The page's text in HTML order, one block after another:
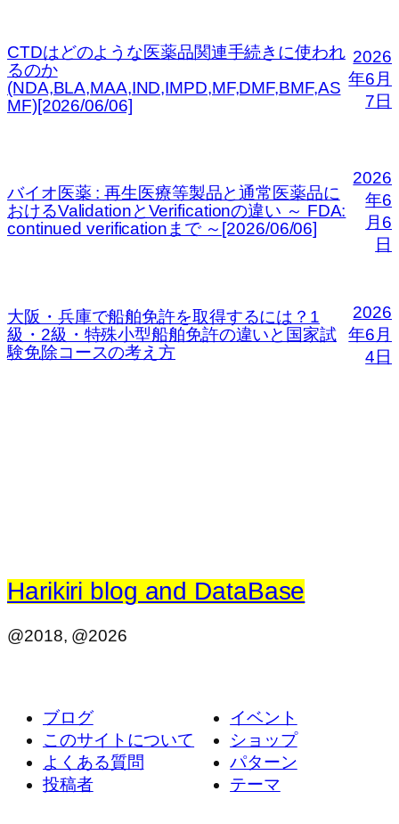
CTDはどのような医薬品関連手続きに使われ
るのか
(NDA,BLA,MAA,IND,IMPD,MF,DMF,BMF,AS
MF)[2026/06/06]
2026
年6月
7日
バイオ医薬 : 再生医療等製品と通常医薬品に
おけるValidationとVerificationの違い ～ FDA:
continued verificationまで ～[2026/06/06]
2026
年6
月6
日
大阪・兵庫で船舶免許を取得するには？1
級・2級・特殊小型船舶免許の違いと国家試
験免除コースの考え方
2026
年6月
4日
Harikiri blog and DataBase
@2018, @2026
ブログ
このサイトについて
よくある質問
投稿者
イベント
ショップ
パターン
テーマ